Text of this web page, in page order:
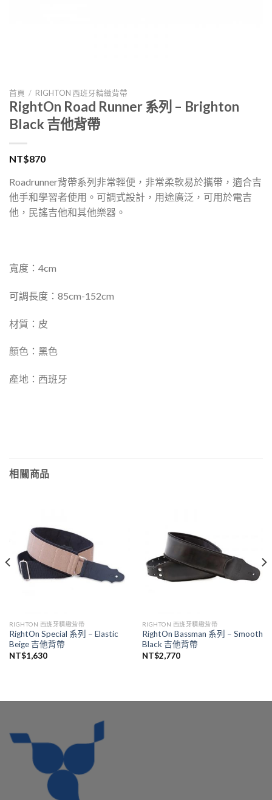
首頁 / RIGHTON 西班牙精緻背帶
RightOn Road Runner 系列 – Brighton
Black 吉他背帶
NT$870
Roadrunner背帶系列非常輕便，非常柔軟易於攜帶，適合吉
他手和學習者使用。可調式設計，用途廣泛，可用於電吉
他，民謠吉他和其他樂器。
寬度：4cm
可調長度：85cm-152cm
材質：皮
顏色：黑色
產地：西班牙
相關商品
RIGHTON 西班牙精緻背帶
RightOn Special 系列 – Elastic
Beige 吉他背帶
NT$1,630
RIGHTON 西班牙精緻背帶
RightOn Bassman 系列 – Smooth
Black 吉他背帶
NT$2,770